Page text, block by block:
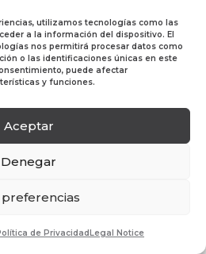
utilizamos tecnologías como las
a la información del dispositivo. El
nos permitirá procesar datos como
o las identificaciones únicas en este
puede afectar
y funciones.
Aceptar
Denegar
de PrivacidadLegal Notice
|Política de Cookies
Legal
reservados.